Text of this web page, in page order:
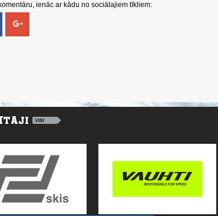
ienāc ar kādu no sociālajiem tīkliem: